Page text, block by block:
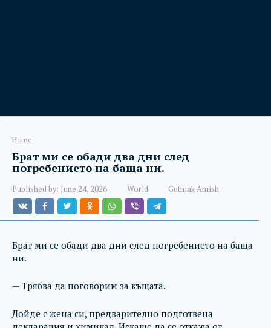
Home
Брат ми се обади два дни след
погребението на баща ни.
Published by: June 24, 2026 World Gutniak Amish
Брат ми се обади два дни след погребението на баща
ни.
— Трябва да поговорим за къщата.
Дойде с жена си, предварително подготвена